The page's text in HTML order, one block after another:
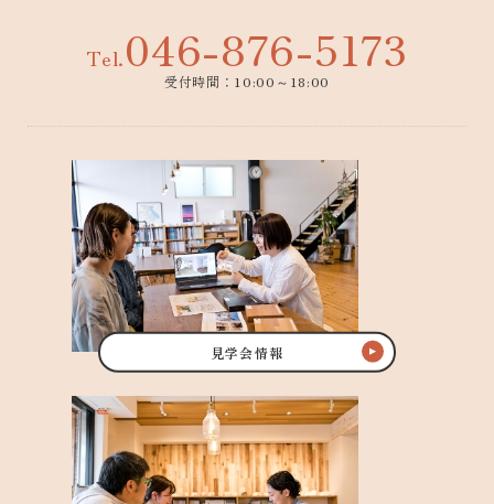
Tel.046-876-5173
受付時間：10:00～18:00
見学会情報